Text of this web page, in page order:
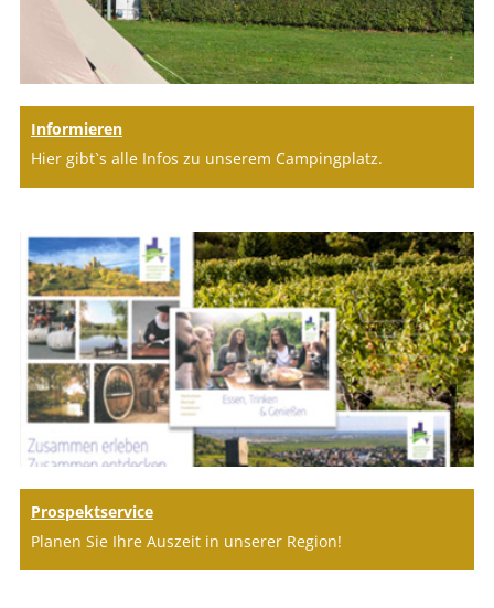
Informieren
Hier gibt`s alle Infos zu unserem Campingplatz.
Prospektservice
Planen Sie Ihre Auszeit in unserer Region!